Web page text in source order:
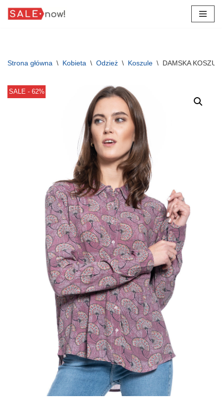
Strona główna \ Kobieta \ Odzież \ Koszule \ DAMSKA
SALE - 62%